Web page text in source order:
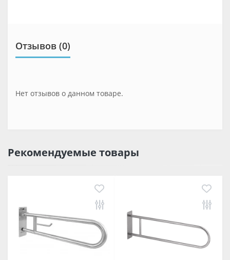
Отзывов (0)
Нет отзывов о данном товаре.
Рекомендуемые товары